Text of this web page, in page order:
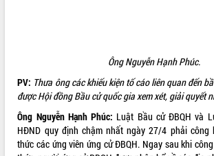
Ông Nguyễn Hạnh Phúc.
PV: Thưa ông các khiếu kiện tố cáo liên quan đến
được Hội đồng Bầu cử quốc gia xem xét, giải quyết
Ông Nguyễn Hạnh Phúc: Luật Bầu cử ĐBQH và
HĐND quy định chậm nhất ngày 27/4 phải công
thức các ứng viên ứng cử ĐBQH. Ngay sau khi